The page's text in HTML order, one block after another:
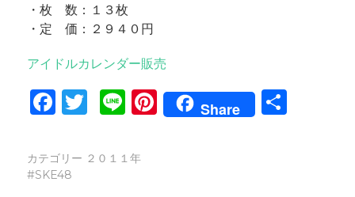
・枚 数：１３枚
・定 価：２９４０円
アイドルカレンダー販売
Facebook
Twitter
LinePinterest
Share
カテゴリー ２０１１年
SKE48